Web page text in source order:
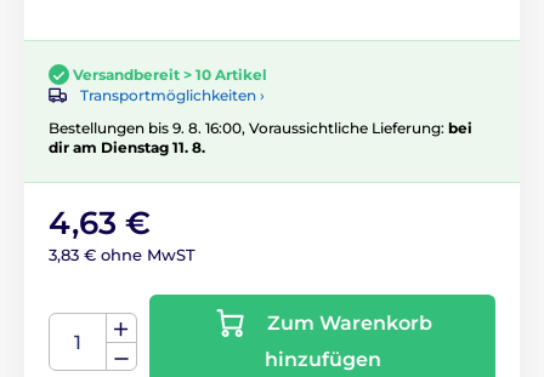
Versandbereit > 10 Artikel
Transportmöglichkeiten ›
Bestellungen bis 9. 8. 16:00, Voraussichtliche Lieferung: bei
dir am Dienstag 11. 8.
4,63 €
3,83 € ohne MwST
Zum Warenkorb
hinzufügen